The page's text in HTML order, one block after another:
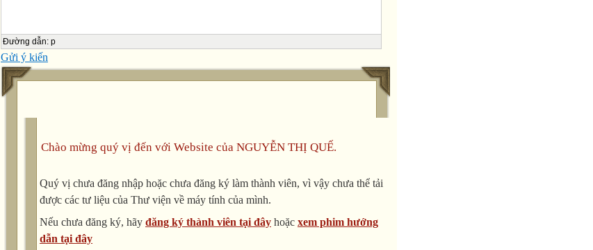
Đường dẫn: p
Gửi ý kiến
Chào mừng quý vị đến với Website của NGUYỄN THỊ QUẾ.
Quý vị chưa đăng nhập hoặc chưa đăng ký làm thành viên, vì vậy chưa thể tải
được các tư liệu của Thư viện về máy tính của mình.
Nếu chưa đăng ký, hãy đăng ký thành viên tại đây hoặc xem phim hướng
dẫn tại đây